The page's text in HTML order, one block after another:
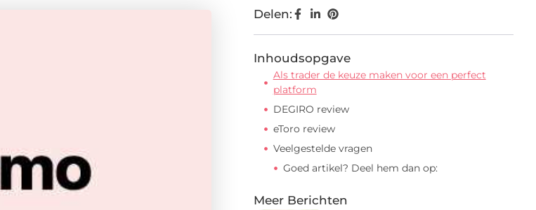
Delen:
Inhoudsopgave
Als trader de keuze maken voor een perfect
platform
DEGIRO review
eToro review
Veelgestelde vragen
Goed artikel? Deel hem dan op:
Meer Berichten